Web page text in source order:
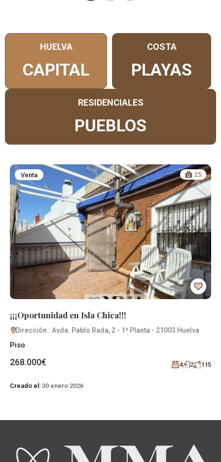
HUELVA
CAPITAL
COSTA
PLAYAS
RESIDENCIALES
PUEBLOS
Venta 25
¡¡¡Oportunidad en Isla Chica!!!
Dirección : Avda. Pablo Rada, 2 - 1ª Planta - 21003 Huelva
Piso
268.000€ 4 2 115
Creado el: 30 enero 2026